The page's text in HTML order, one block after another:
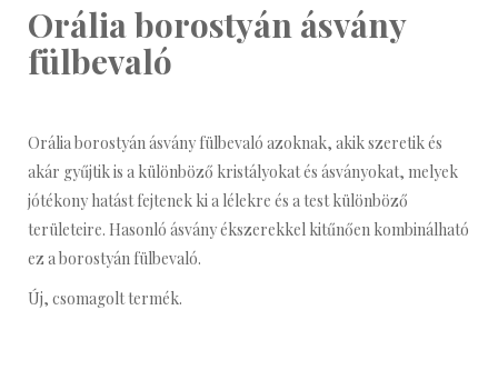
Orália borostyán ásvány
fülbevaló
Orália borostyán ásvány fülbevaló azoknak, akik szeretik és
akár gyűjtik is a különböző kristályokat és ásványokat, melyek
jótékony hatást fejtenek ki a lélekre és a test különböző
területeire. Hasonló ásvány ékszerekkel kitűnően kombinálható
ez a borostyán fülbevaló.
Új, csomagolt termék.